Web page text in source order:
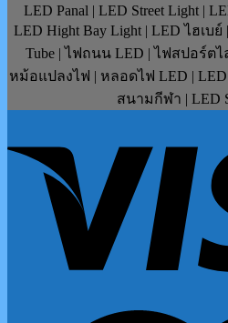
LED Panal | LED Street Light |
LED Hight Bay Light | LED ไฮเบย์
Tube | ไฟถนน LED | ไฟสปอร์ตไ
หม้อแปลงไฟ | หลอดไฟ LED |
สนามกีฬา | LED